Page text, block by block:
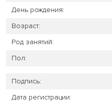
День рождения:
Возраст:
Род занятий:
Пол:
Подпись:
Дата регистрации: